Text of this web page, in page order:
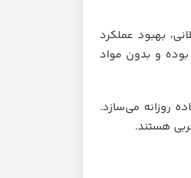
بهبود عملکرد
و بدون مواد
روزانه می‌سازد.
هستند.